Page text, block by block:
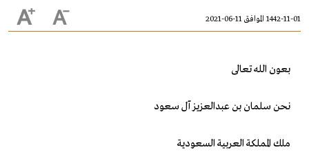
1442-11-01 الموافق 11-06-2021
بعون الله تعالى
نحن سلمان بن عبدالعزيز آل سعود
ملك المملكة العربية السعودية